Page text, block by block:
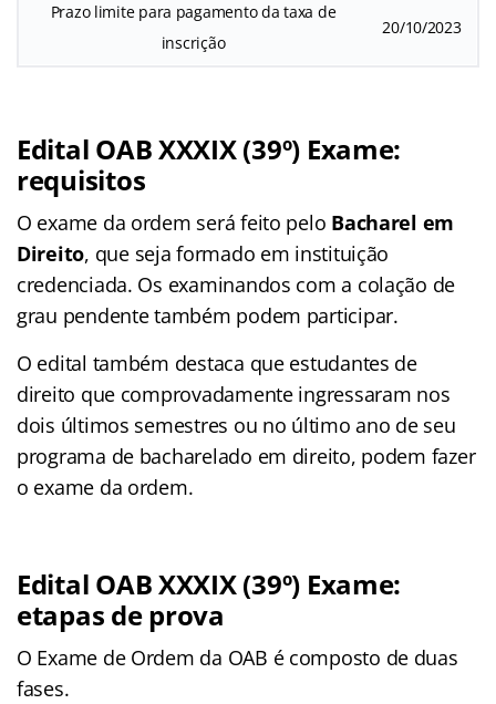
Prazo limite para pagamento da taxa de
inscrição
20/10/2023
Edital OAB XXXIX (39º) Exame:
requisitos
O exame da ordem será feito pelo Bacharel em
Direito, que seja formado em instituição
credenciada. Os examinandos com a colação de
grau pendente também podem participar.
O edital também destaca que estudantes de
direito que comprovadamente ingressaram nos
dois últimos semestres ou no último ano de seu
programa de bacharelado em direito, podem fazer
o exame da ordem.
Edital OAB XXXIX (39º) Exame:
etapas de prova
O Exame de Ordem da OAB é composto de duas
fases.